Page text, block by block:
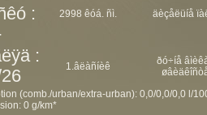
:
2998 êóá. ñì. äèçåëüíå
:
1.âëàñíèê
ðó÷íå
(comb./urban/extra-urban): 0,0/0,0/0,0 l/
0 g/km*